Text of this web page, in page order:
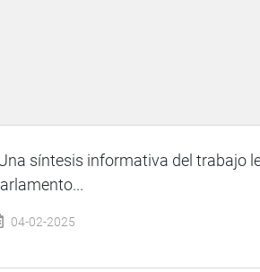
síntesis informativa del trabajo
04-02-2025